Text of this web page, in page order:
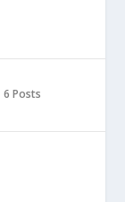
6 Posts